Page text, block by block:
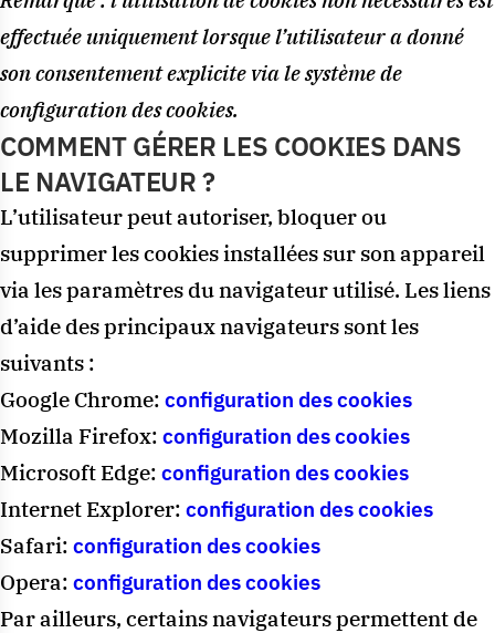
effectuée uniquement lorsque l’utilisateur a donné
son consentement explicite via le système de
configuration des cookies.
COMMENT GÉRER LES COOKIES DANS
LE NAVIGATEUR ?
L’utilisateur peut autoriser, bloquer ou
supprimer les cookies installées sur son appareil
via les paramètres du navigateur utilisé. Les liens
d’aide des principaux navigateurs sont les
suivants :
Google Chrome: configuration des cookies
Mozilla Firefox: configuration des cookies
Microsoft Edge: configuration des cookies
Internet Explorer: configuration des cookies
Safari: configuration des cookies
Opera: configuration des cookies
Par ailleurs, certains navigateurs permettent de